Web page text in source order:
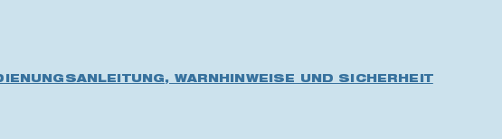
WARNHINWEISE UND SICHERHEIT